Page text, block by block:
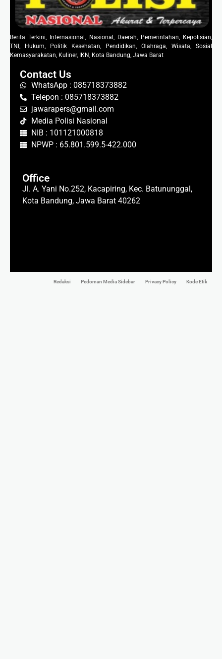
Berita Terkini, Internasional, Nasional, Daerah, Pemerintahan, Kepolisian,
TNI, Hukum, Politik Kesehatan, Pendidikan, Olahraga, Wisata, Sosial
Kemasyarakatan, Kuliner, IKN, Kota Bandung, Jawa Barat
Contact Us
WhatsApp : 085718373882
Telepon : 085718373882
jawarapers@gmail.com
Media Polisi Nasional
NIB : 101121000818
NPWP : 65.801.599.5-422.000
Office
Jl. A. Yani No.252, Kacapiring, Kec. Batununggal,
Kota Bandung, Jawa Barat 40262
Redaksi Pedoman Media Sidebar Privacy Policy Kode Etik